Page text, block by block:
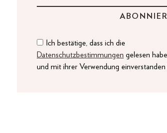
Ich bestätige, dass ich die
Datenschutzbestimmungen gelesen habe
und mit ihrer Verwendung einverstanden